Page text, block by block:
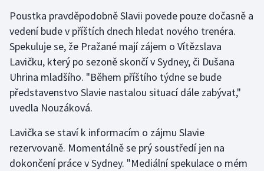
Moderní pětiboj
Motorsport
Olympijské hry
Parasport
Plavání
Plážový volejbal
Poustka pravděpodobně Slavii povede pouze dočasně a
vedení bude v příštích dnech hledat nového trenéra.
Spekuluje se, že Pražané mají zájem o Vítězslava
Lavičku, který po sezoně skončí v Sydney, či Dušana
Uhrina mladšího. "Během příštího týdne se bude
představenstvo Slavie nastalou situací dále zabývat,"
uvedla Nouzáková.
Lavička se staví k informacím o zájmu Slavie
rezervovaně. Momentálně se prý soustředí jen na
dokončení práce v Sydney. "Mediální spekulace o mém